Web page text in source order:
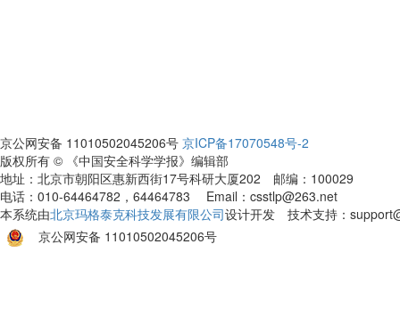
京公网安备 11010502045206号 京ICP备17070548号-2
版权所有 © 《中国安全科学学报》编辑部
地址：北京市朝阳区惠新西街17号科研大厦202 邮编：100029
电话：010-64464782，64464783 Email：csstlp@263.net
本系统由北京玛格泰克科技发展有限公司设计开发 技术支持：
京公网安备 11010502045206号